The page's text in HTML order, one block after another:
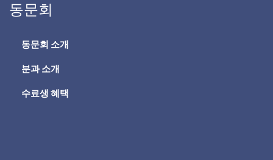
동문회
동문회 소개
분과 소개
수료생 혜택